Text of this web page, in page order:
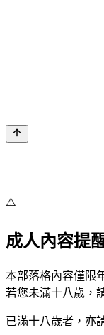
⚠️
成人內容提
本部落格內容僅限
若您未滿十八歲，
已滿十八歲者，亦